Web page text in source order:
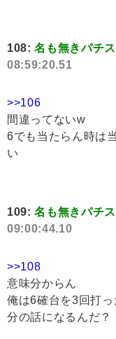
108:名も無きパチ
08:59:20.51
>>106
間違ってないw
6でも当たらん時は
い
109:名も無きパチ
09:00:44.10
>>108
意味分からん
俺は6確台を3回打
分の話になるんだ？